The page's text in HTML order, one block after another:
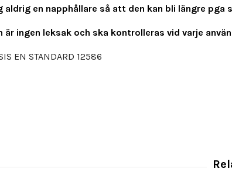
aldrig en napphållare så att den kan bli längre pga
är ingen leksak och ska kontrolleras vid varje
EN STANDARD 12586